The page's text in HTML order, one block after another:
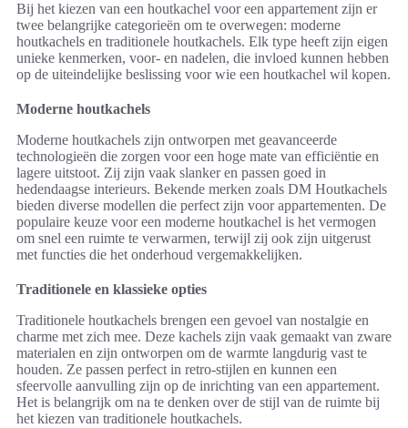
Bij het kiezen van een houtkachel voor een appartement zijn er
twee belangrijke categorieën om te overwegen: moderne
houtkachels en traditionele houtkachels. Elk type heeft zijn eigen
unieke kenmerken, voor- en nadelen, die invloed kunnen hebben
op de uiteindelijke beslissing voor wie een houtkachel wil kopen.
Moderne houtkachels
Moderne houtkachels zijn ontworpen met geavanceerde
technologieën die zorgen voor een hoge mate van efficiëntie en
lagere uitstoot. Zij zijn vaak slanker en passen goed in
hedendaagse interieurs. Bekende merken zoals DM Houtkachels
bieden diverse modellen die perfect zijn voor appartementen. De
populaire keuze voor een moderne houtkachel is het vermogen
om snel een ruimte te verwarmen, terwijl zij ook zijn uitgerust
met functies die het onderhoud vergemakkelijken.
Traditionele en klassieke opties
Traditionele houtkachels brengen een gevoel van nostalgie en
charme met zich mee. Deze kachels zijn vaak gemaakt van zware
materialen en zijn ontworpen om de warmte langdurig vast te
houden. Ze passen perfect in retro-stijlen en kunnen een
sfeervolle aanvulling zijn op de inrichting van een appartement.
Het is belangrijk om na te denken over de stijl van de ruimte bij
het kiezen van traditionele houtkachels.